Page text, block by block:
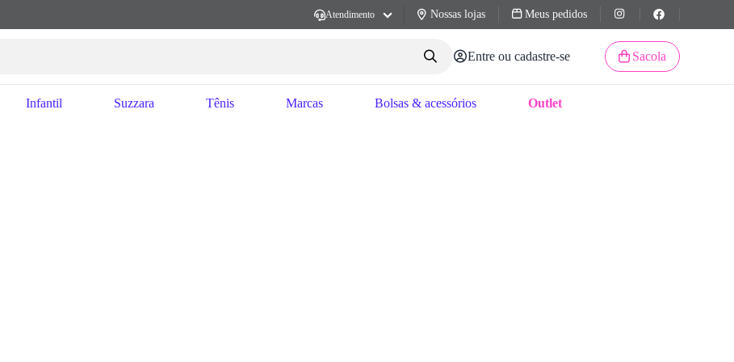
Atendimento Nossas lojas Meus pedidos
Entre ou cadastre-se Sacola
Infantil Suzzara Tênis Marcas Bolsas & acessórios Outlet